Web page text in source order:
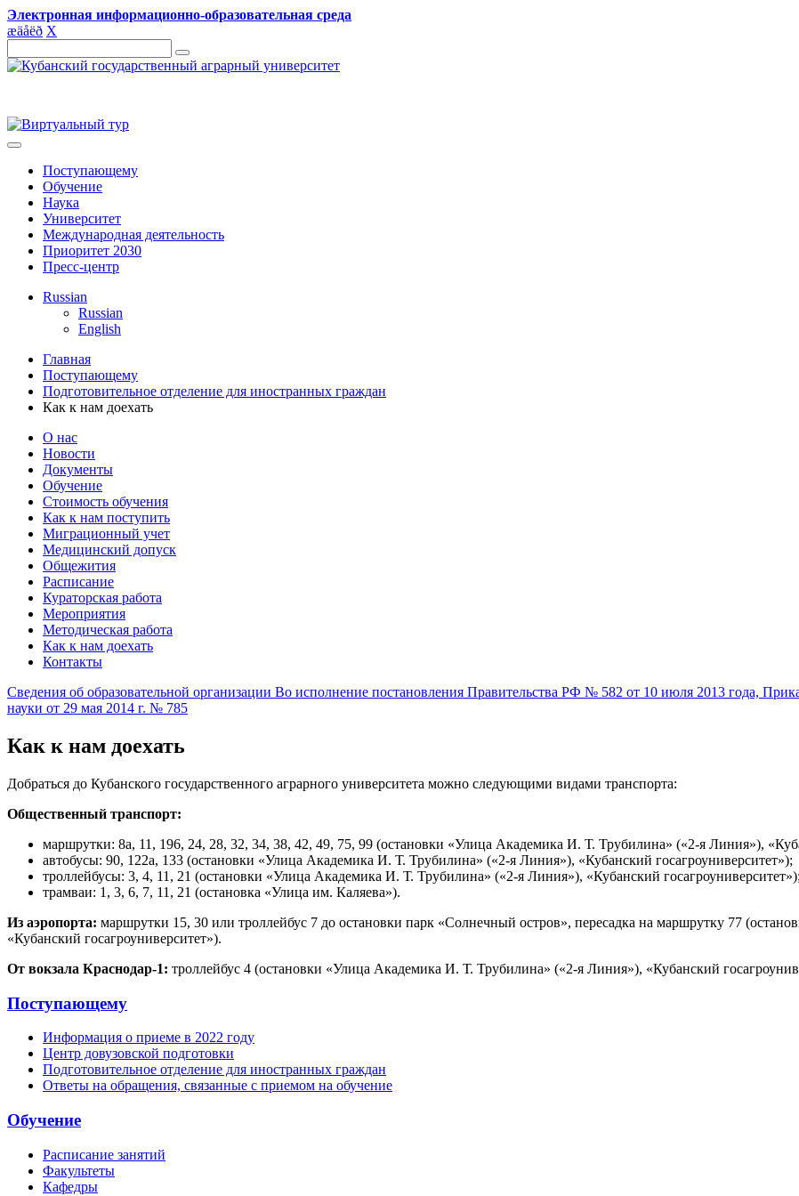
Электронная информационно-образовательная среда
æäåëð X
Поступающему
Обучение
Наука
Университет
Международная деятельность
Приоритет 2030
Пресс-центр
Russian
Russian
English
Главная
Поступающему
Подготовительное отделение для иностранных граждан
Как к нам доехать
О нас
Новости
Документы
Обучение
Стоимость обучения
Как к нам поступить
Миграционный учет
Медицинский допуск
Общежития
Расписание
Кураторская работа
Мероприятия
Методическая работа
Как к нам доехать
Контакты
Сведения об образовательной организации Во исполнение постановления Правительства РФ № 582 от 10 июля 2013 года,
науки от 29 мая 2014 г. № 785
Как к нам доехать
Добраться до Кубанского государственного аграрного университета можно следующими видами транспорта:
Общественный транспорт:
маршрутки: 8а, 11, 196, 24, 28, 32, 34, 38, 42, 49, 75, 99 (остановки «Улица Академика И. Т. Трубилина» («2-я Линия»),
автобусы: 90, 122а, 133 (остановки «Улица Академика И. Т. Трубилина» («2-я Линия»), «Кубанский госагроуниверситет»);
троллейбусы: 3, 4, 11, 21 (остановки «Улица Академика И. Т. Трубилина» («2-я Линия»), «Кубанский госагроуниверситет»);
трамваи: 1, 3, 6, 7, 11, 21 (остановка «Улица им. Каляева»).
Из аэропорта: маршрутки 15, 30 или троллейбус 7 до остановки парк «Солнечный остров», пересадка на маршрутку 77
«Кубанский госагроуниверситет»).
От вокзала Краснодар-1: троллейбус 4 (остановки «Улица Академика И. Т. Трубилина» («2-я Линия»), «Кубанский
Поступающему
Информация о приеме в 2022 году
Центр довузовской подготовки
Подготовительное отделение для иностранных граждан
Ответы на обращения, связанные с приемом на обучение
Обучение
Расписание занятий
Факультеты
Кафедры